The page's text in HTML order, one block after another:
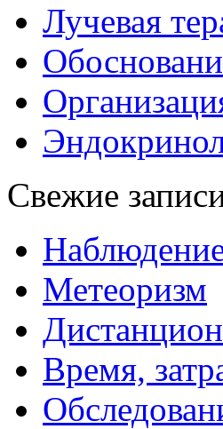
Лучевая
Свежие
Метеоризм
Время,